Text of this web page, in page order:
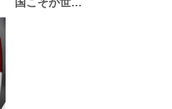
国こそが世…